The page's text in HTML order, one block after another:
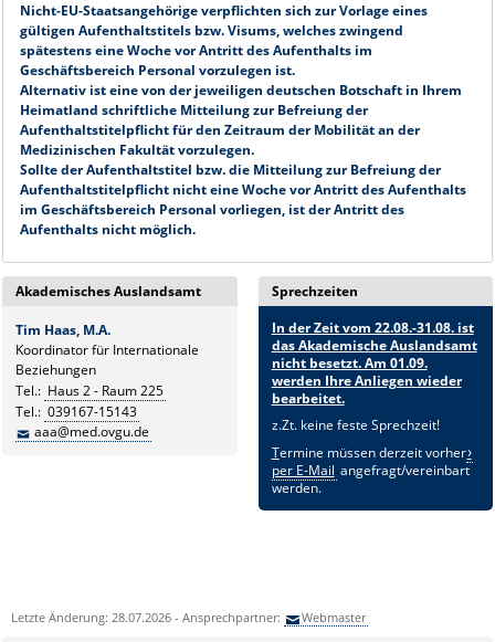
Nicht-EU-Staatsangehörige verpflichten sich zur Vorlage eines
gültigen Aufenthaltstitels bzw. Visums, welches zwingend
spätestens eine Woche vor Antritt des Aufenthalts im
Geschäftsbereich Personal vorzulegen ist.
Alternativ ist eine von der jeweiligen deutschen Botschaft in Ihrem
Heimatland schriftliche Mitteilung zur Befreiung der
Aufenthaltstitelpflicht für den Zeitraum der Mobilität an der
Medizinischen Fakultät vorzulegen.
Sollte der Aufenthaltstitel bzw. die Mitteilung zur Befreiung der
Aufenthaltstitelpflicht nicht eine Woche vor Antritt des Aufenthalts
im Geschäftsbereich Personal vorliegen, ist der Antritt des
Aufenthalts nicht möglich.
Akademisches Auslandsamt
Tim Haas, M.A.
Koordinator für Internationale
Beziehungen
Tel.: Haus 2 - Raum 225
Tel.: 039167-15143
aaa@med.ovgu.de
Sprechzeiten
In der Zeit vom 22.08.-31.08. ist
das Akademische Auslandsamt
nicht besetzt. Am 01.09.
werden Ihre Anliegen wieder
bearbeitet.
z.Zt. keine feste Sprechzeit!
Termine müssen derzeit vorher
per E-Mail angefragt/vereinbart
werden.
Letzte Änderung: 28.07.2026 - Ansprechpartner: Webmaster